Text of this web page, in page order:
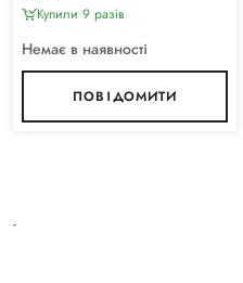
Купили 9 разiв
Немає в наявності
ПОВІДОМИТИ
-